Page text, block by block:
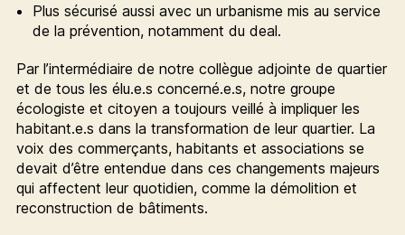
Plus sécurisé aussi avec un urbanisme mis au service
de la prévention, notamment du deal.
Par l’intermédiaire de notre collègue adjointe de quartier
et de tous les élu.e.s concerné.e.s, notre groupe
écologiste et citoyen a toujours veillé à impliquer les
habitant.e.s dans la transformation de leur quartier. La
voix des commerçants, habitants et associations se
devait d’être entendue dans ces changements majeurs
qui affectent leur quotidien, comme la démolition et
reconstruction de bâtiments.